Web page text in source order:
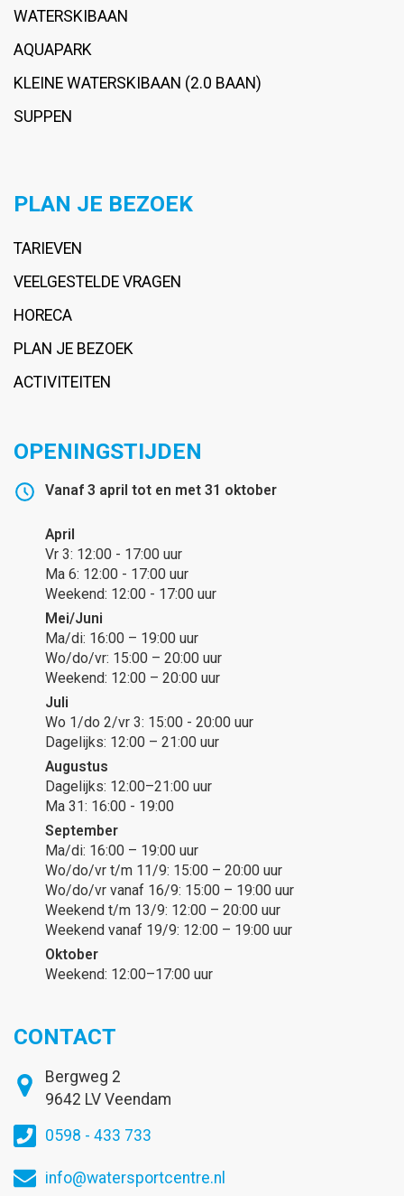
WATERSKIBAAN
AQUAPARK
KLEINE WATERSKIBAAN (2.0 BAAN)
SUPPEN
PLAN JE BEZOEK
TARIEVEN
VEELGESTELDE VRAGEN
HORECA
PLAN JE BEZOEK
ACTIVITEITEN
OPENINGSTIJDEN
Vanaf 3 april tot en met 31 oktober
April
Vr 3: 12:00 - 17:00 uur
Ma 6: 12:00 - 17:00 uur
Weekend: 12:00 - 17:00 uur
Mei/Juni
Ma/di: 16:00 – 19:00 uur
Wo/do/vr: 15:00 – 20:00 uur
Weekend: 12:00 – 20:00 uur
Juli
Wo 1/do 2/vr 3: 15:00 - 20:00 uur
Dagelijks: 12:00 – 21:00 uur
Augustus
Dagelijks: 12:00–21:00 uur
Ma 31: 16:00 - 19:00
September
Ma/di: 16:00 – 19:00 uur
Wo/do/vr t/m 11/9: 15:00 – 20:00 uur
Wo/do/vr vanaf 16/9: 15:00 – 19:00 uur
Weekend t/m 13/9: 12:00 – 20:00 uur
Weekend vanaf 19/9: 12:00 – 19:00 uur
Oktober
Weekend: 12:00–17:00 uur
CONTACT
Bergweg 2
9642 LV Veendam
0598 - 433 733
info@watersportcentre.nl